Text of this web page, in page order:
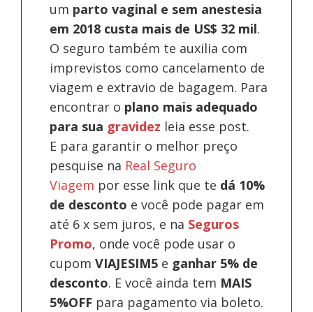
um parto vaginal e sem anestesia
em 2018 custa mais de US$ 32 mil.
O seguro também te auxilia com
imprevistos como cancelamento de
viagem e extravio de bagagem. Para
encontrar o plano mais adequado
para sua gravidez leia esse post.
E para garantir o melhor preço
pesquise na Real Seguro
Viagem por esse link que te dá 10%
de desconto e você pode pagar em
até 6 x sem juros, e na Seguros
Promo, onde você pode usar o
cupomVIAJESIM5 e ganhar 5% de
desconto. E você ainda tem MAIS
5%OFF para pagamento via boleto.